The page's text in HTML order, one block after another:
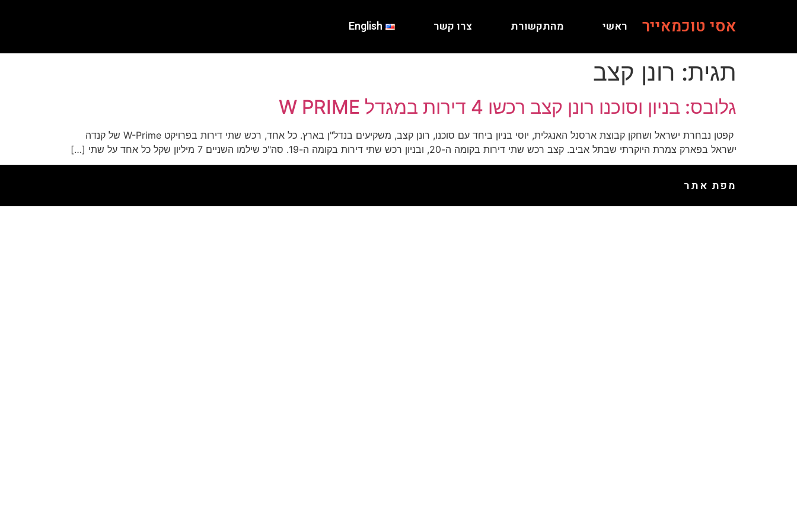
אסי טוכמאייר ראשי מהתקשורת צרו קשר English
תגית: רונן קצב
גלובס: בניון וסוכנו רונן קצב רכשו 4 דירות במגדל W PRIME
קפטן נבחרת ישראל ושחקן קבוצת ארסנל האנגלית, יוסי בניון ביחד עם סוכנו, רונן קצב, משקיעים בנדל"ן בארץ. כל אחד, רכש שתי דירות בפרויקט W-Prime של קנדה
ישראל בפארק צמרת היוקרתי שבתל אביב. קצב רכש שתי דירות בקומה ה-20, ובניון רכש שתי דירות בקומה ה-19. סה"כ שילמו השניים 7 מיליון שקל כל אחד על שתי […]
מפת אתר